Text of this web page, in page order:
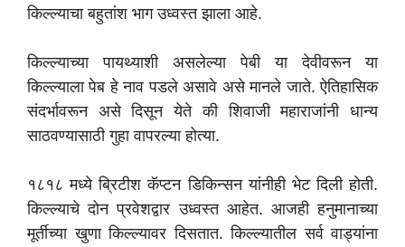
किल्ल्याचा बहुतांश भाग उध्वस्त झाला आहे.
किल्ल्याच्या पायथ्याशी असलेल्या पेबी या देवीवरून या
किल्ल्याला पेब हे नाव पडले असावे असे मानले जाते. ऐतिहासिक
संदर्भावरून असे दिसून येते की शिवाजी महाराजांनी धान्य
साठवण्यासाठी गुहा वापरल्या होत्या.
१८१८ मध्ये ब्रिटीश कॅप्टन डिकिन्सन यांनीही भेट दिली होती.
किल्ल्याचे दोन प्रवेशद्वार उध्वस्त आहेत. आजही हनुमानाच्या
मूर्तीच्या खुणा किल्ल्यावर दिसतात. किल्ल्यातील सर्व वाड्यांना